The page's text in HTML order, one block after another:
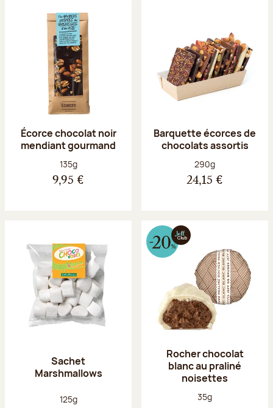
Écorce chocolat noir
mendiant gourmand
Poids net :
135g
9,95 €
Barquette écorces de
chocolats assortis
Poids net :
290g
24,15 €
Sachet
Marshmallows
Poids net :
125g
Rocher chocolat
blanc au praliné
noisettes
Poids net :
35g